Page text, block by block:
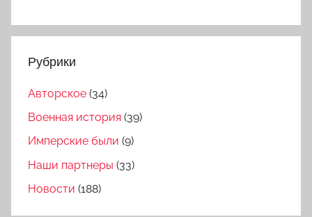
Рубрики
Авторское (34)
Военная история (39)
Имперские были (9)
Наши партнеры (33)
Новости (188)